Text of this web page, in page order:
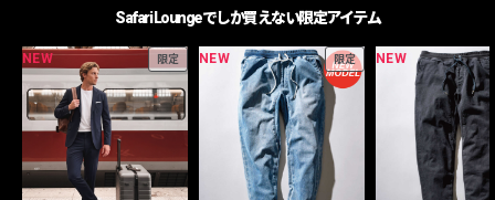
Safari Loungeでしか買えない限定アイテム
NEW 限定 NEW 限定 NEW